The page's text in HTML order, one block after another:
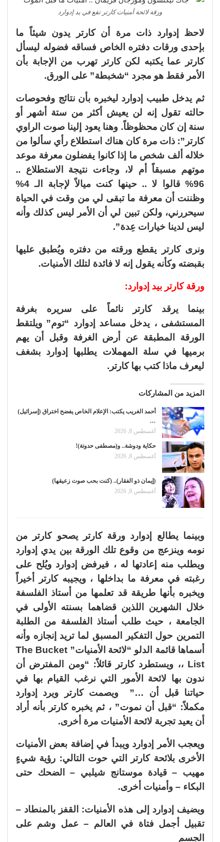
ورقة لائحة أمنيات كارتر تقع في يد إدوارد
لاحظ إدوارد ذات مرة أن كارتر يدون شيئاً ما
بإحدى ورقات دفتره الخاص فساقه فضوله ليسأل
كارتر عما يكتبه لكن كارتر تهرب من الإجابة بأن
الأمر فقط هو مجرد “شخبطة” على الورق.
ثم يدخل طبيب إدوارد ليخبره بأن نتائج وفحوصات
حالته تقول إنه لن يعيش أكثر من ستة أشهر أو
سنة إن كان محظوظاً. وهنا يعود إلينا صوت الراوي
كارتر”: ذات مرة كان هناك استطلاع رأي سألوا من
خلاله ألف شخص ما إذا كانوا يفضلون معرفة موعد
موتهم مسبقاً أم لا، وجاءت نتيجة الاستطلاع ..
96% قالوا لا .. حينها كنت ميالاً لإجابة الـ 4%
وظننت أن معرفة ما تبقى لي من وقت في الحياة
سيحررني، ولكن تبين لي أن الأمر ليس كذلك وأنه
ليس لدينا خيارات عِدة”.
ونرى كارتر يقطع ورقته من دفتره ويُطبق عليها
بقبضته وكأنه يقول إنه لا فائدة لتلك الأمنيات.
ورقة كارتر بيد إدوارد:
بينما يرقد كارتر نائماً على سريره بغرفة
المستشفى ، يدخل مساعد إدوارد “توم” ويلتقط
الورقة المطبقة عن أرض الغرفة وقبل أن يهم
برميها في سلة المهملات يطلبها إدوارد بشغف
ليعرف ماذا كتب بها كارتر.
المزيد من المشاركات
أحمد الغريب يكتب: الإعلام الخاص يفضح اختراق (إسرائيل)
…
أغسطس 8, 2026
حكاية ودوشة.. و(مصطفى حدوتة)!
أغسطس 8, 2026
(إيمان ذو الفقار).. (كنت بحب صوت زعيقها)
أغسطس 8, 2026
وبينما يطالع إدوارد ورقة كارتر يصحو كارتر من
نومه وينزعج من وقوع تلك الورقة بين يدي إدوارد
ويطلب منه إعادتها له ، فيرفض إدوارد ويُلح على
رغبته في معرفة ما بداخلها ، ويجيبه كارتر أخيراً
ويخبره بأنها طريقة قد تعلمها من أستاذ الفلسفة
خلال الشهرين اللذين قضاهما بسنته الأولى في
الجامعة ، حيث طلب أستاذ الفلسفة من الطلبة
التمرين حول التفكير المسبق لما تريد إنجازه وأنه
أسماها قائمة الدلو “لائحة الأمنيات” The Bucket
List ،، ويستطرد كارتر قائلاً: “ومن المفترض أن
ندون بها لائحة الأمور التي نرغب القيام بها في
حياتنا قبل أن …” ويصمت كارتر ويرد إدوارد
مكملاً: “قبل أن نموت” ، ثم يخبره كارتر بأنه أراد
أن يعيد تجربة لائحة الأمنيات مرة أخرى.
ويعجب الأمر إدوارد ويبدأ في إضافة بعض الأمنيات
الأخرى بلائحة كارتر التي حوت التالي: رؤية شيءٍ
مهيب – قيادة موستانج شيلبي – الضحك حتى
البكاء – وأمنيات أخرى.
ويضيف إدوارد إلى هذه الأمنيات: القفز بالمنطاد –
تقبيل أجمل فتاة في العالم – عمل وشم على
الجسم